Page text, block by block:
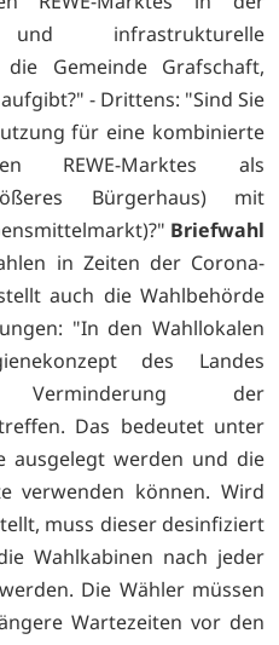
infrastrukturelle
Gemeinde Grafschaft,
- Drittens: "Sind Sie
für eine kombinierte
REWE-Marktes als
Bürgerhaus) mit
Briefwahl
in Zeiten der Corona-
auch die Wahlbehörde
"In den Wahllokalen
des Landes
der
Das bedeutet unter
ausgelegt werden und die
verwenden können. Wird
muss dieser desinfiziert
Wahlkabinen nach jeder
Die Wähler müssen
Wartezeiten vor den